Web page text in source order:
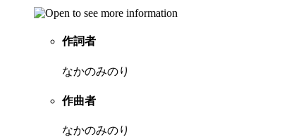
作詞者
なかのみのり
作曲者
なかのみのり